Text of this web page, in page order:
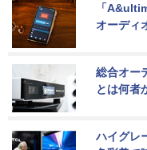
「
オーディ
総合オー
とは何者
ハイグレ